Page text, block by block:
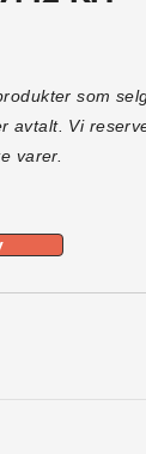
som
avtalt. Vi
varer.